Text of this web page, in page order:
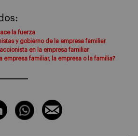
la fuerza
y gobierno de la empresa familiar
en la empresa familiar
empresa familiar, la empresa o la familia?